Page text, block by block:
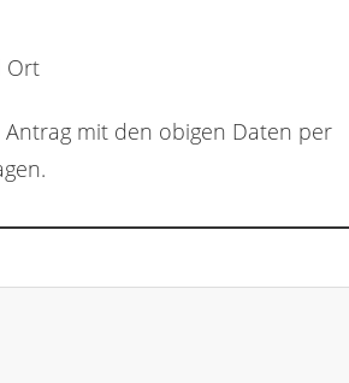
Ort
mit den obigen Daten per